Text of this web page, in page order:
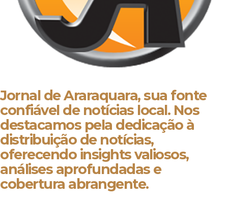
Jornal de Araraquara, sua fonte
confiável de notícias local. Nos
destacamos pela dedicação à
distribuição de notícias,
oferecendo insights valiosos,
análises aprofundadas e
cobertura abrangente.